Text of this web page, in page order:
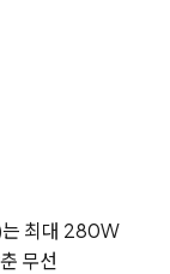
최대 280W
무선